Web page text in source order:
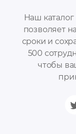
Наш каталог
позволяет
сроки и
500
чтобы